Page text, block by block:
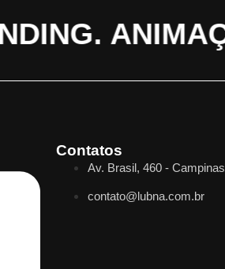
Contatos
Av. Brasil, 460 -
contato@lubna.com.br